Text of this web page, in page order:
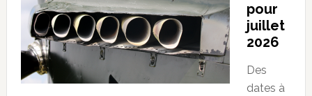
pour
juillet
2026
Des
dates à